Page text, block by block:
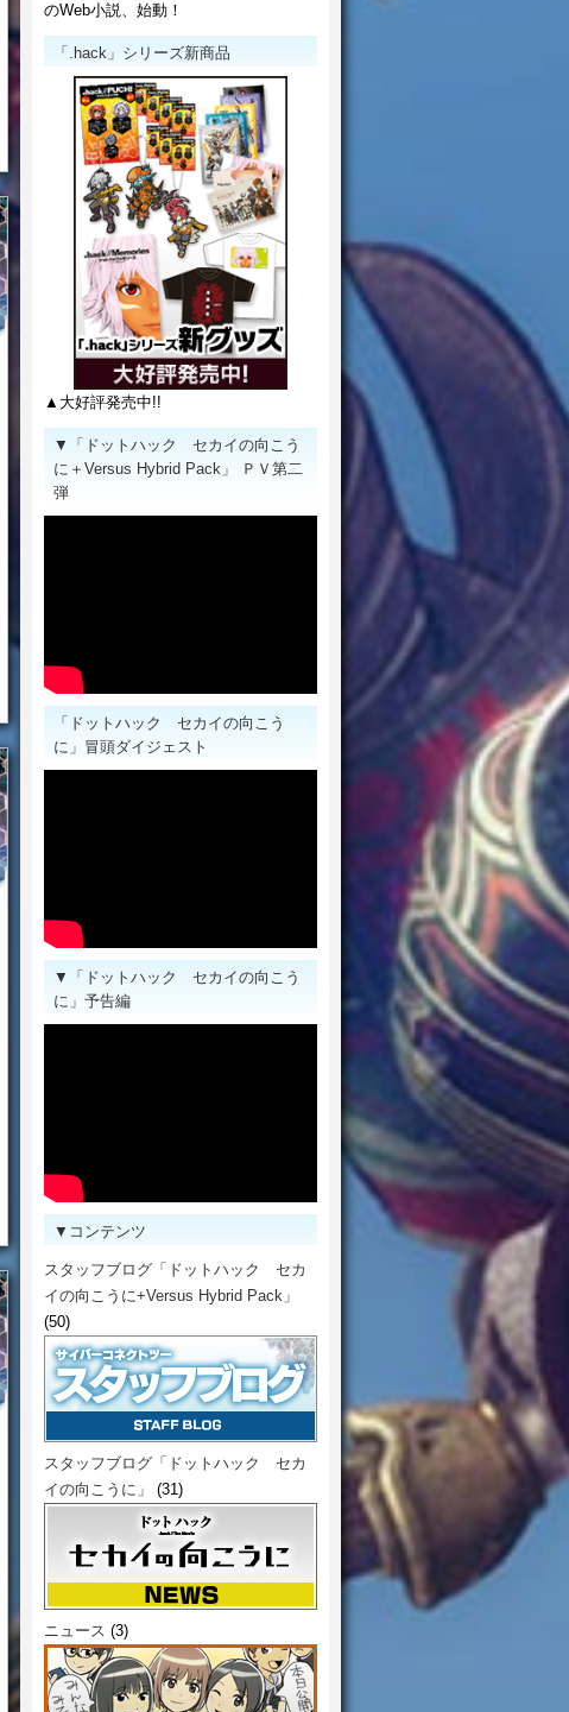
のWeb小説、始動！
「.hack」シリーズ新商品
▲大好評発売中!!
▼「ドットハック セカイの向こう
に＋Versus Hybrid Pack」 ＰＶ第二
弾
「ドットハック セカイの向こう
に」冒頭ダイジェスト
▼「ドットハック セカイの向こう
に」予告編
▼コンテンツ
スタッフブログ「ドットハック セカ
イの向こうに+Versus Hybrid Pack」
(50)
スタッフブログ「ドットハック セカ
イの向こうに」
(31)
ニュース (3)